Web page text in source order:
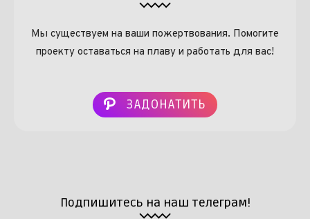
Мы существуем на ваши пожертвования. Помогите
проекту оставаться на плаву и работать для вас!
ЗАДОНАТИТЬ
Подпишитесь на наш телеграм!